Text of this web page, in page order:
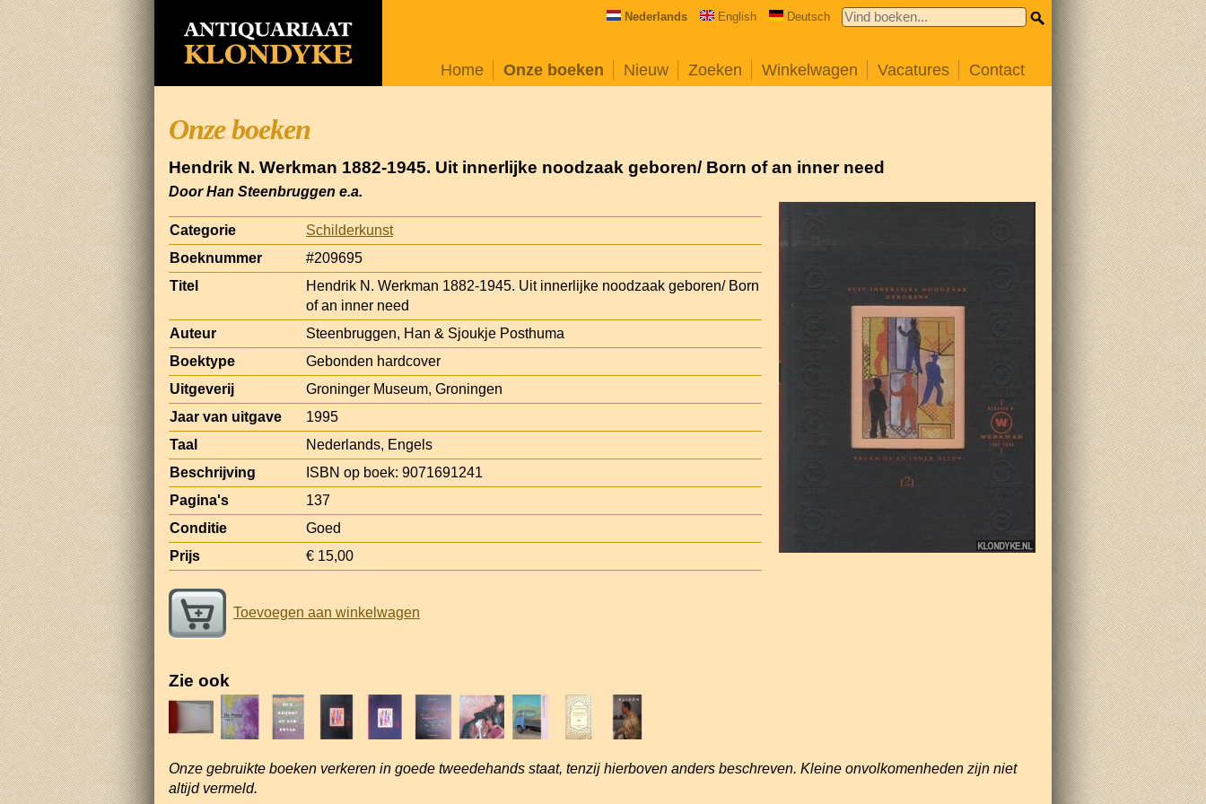
Nederlands English Deutsch
Home Onze boeken Nieuw Zoeken Winkelwagen Vacatures Contact
Onze boeken
Hendrik N. Werkman 1882-1945. Uit innerlijke noodzaak geboren/ Born of an inner need
Door Han Steenbruggen e.a.
Categorie
Schilderkunst
Boeknummer
#209695
Titel
Hendrik N. Werkman 1882-1945. Uit innerlijke noodzaak geboren/ Born
of an inner need
Auteur
Steenbruggen, Han & Sjoukje Posthuma
Boektype
Gebonden hardcover
Uitgeverij
Groninger Museum, Groningen
Jaar van uitgave
1995
Taal
Nederlands, Engels
Beschrijving
ISBN op boek: 9071691241
Pagina's
137
Conditie
Goed
Prijs
€ 15,00
Toevoegen aan winkelwagen
Zie ook
Onze gebruikte boeken verkeren in goede tweedehands staat, tenzij hierboven anders beschreven. Kleine onvolkomenheden zijn niet
altijd vermeld.